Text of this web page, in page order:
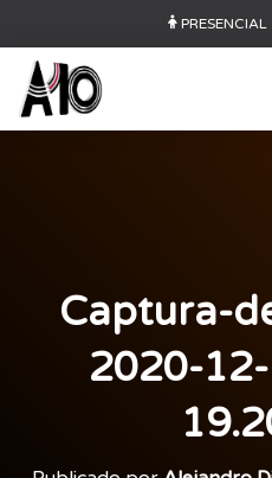
PRESENCIAL
Captura-
2020-